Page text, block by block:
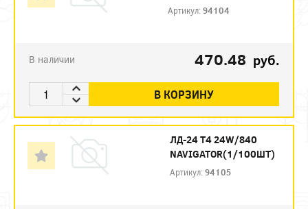
Артикул:94104
В наличии 470.48 руб.
В КОРЗИНУ
ЛД-24 Т4 24W/840
NAVIGATOR(1/100ШТ)
Артикул:94105